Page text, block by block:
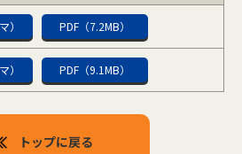
） PDF（7.2MB）
） PDF（9.1MB）
トップに戻る